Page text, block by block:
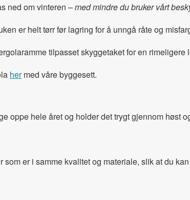
ned om vinteren –med mindre du bruker vårt
er helt tørr før lagring for å unngå råte og
tilpasset skyggetaket for en
hermed våre byggesett.
oppe hele året og holder det trygt gjennom høst
er i samme kvalitet og materiale, slik at du